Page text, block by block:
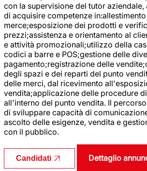
con la supervisione del tutor
di acquisire competenze
merce;esposizione dei prodotti e
prezzi;assistenza e orientamento al
e attività promozionali;utilizzo della
codici a barre e POS;gestione delle
pagamento;registrazione delle
degli spazi e dei reparti del punto
delle merci, dal ricevimento
vendita;applicazione delle procedure
all'interno del punto vendita. Il
di sviluppare capacità di
ascolto delle esigenze, vendita e
con il pubblico.
Candidati Dettaglio